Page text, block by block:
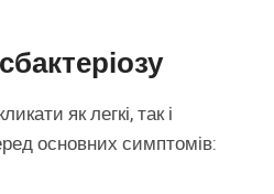
як легкі, так і
основних симптомів: